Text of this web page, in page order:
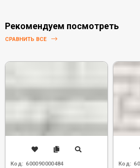
Рекомендуем посмотреть
СРАВНИТЬ ВСЕ
Код: 600090000484 Код: